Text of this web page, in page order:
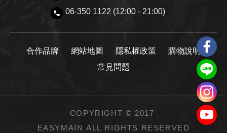
06-350 1122 (12:00 - 21:00)
合作品牌 網站地圖 隱私權政策
購物說明
常見問題
COPYRIGHT © 2017
EASYMAIN ALL RIGHTS RESERVED